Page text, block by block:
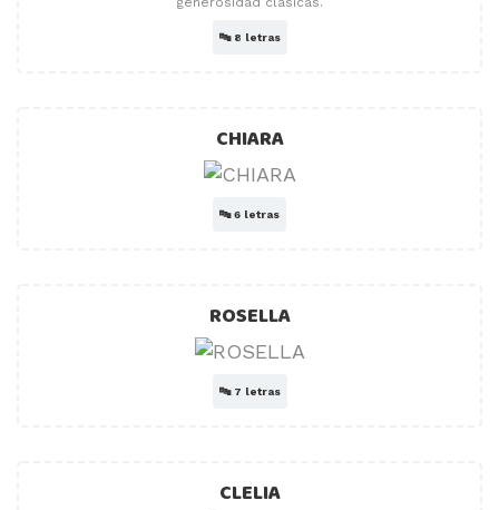
🔤 8 letras
CHIARA
🔤6 letras
ROSELLA
🔤 7 letras
CLELIA